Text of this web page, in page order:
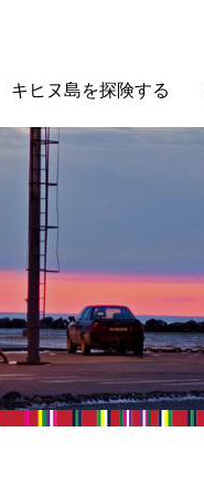
キヒヌ島を探険する